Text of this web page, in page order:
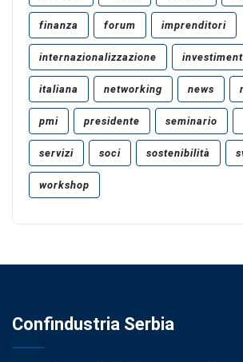
finanza forum imprenditori
internazionalizzazione
italiana networking news
pmi presidente seminario
servizi soci sostenibilità
workshop
Confindustria Serbia